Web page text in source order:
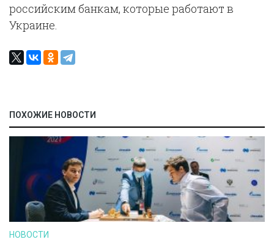
российским банкам, которые работают в
Украине.
ПОХОЖИЕ НОВОСТИ
НОВОСТИ